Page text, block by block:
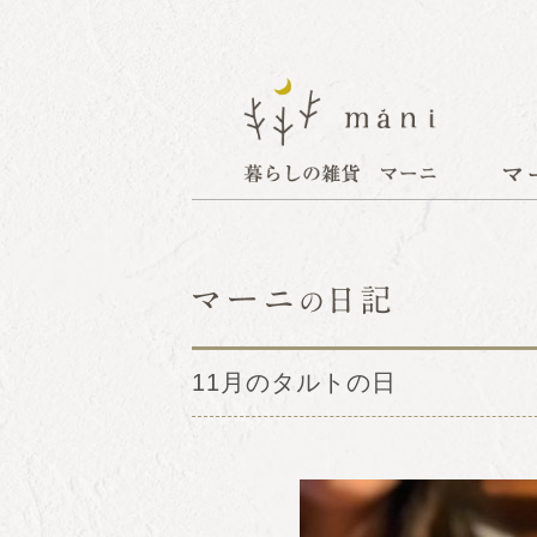
11月のタルトの日